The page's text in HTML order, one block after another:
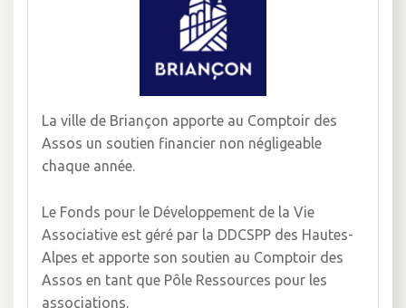
La ville de Briançon apporte au Comptoir des
Assos un soutien financier non négligeable
chaque année.
Le Fonds pour le Développement de la Vie
Associative est géré par la DDCSPP des Hautes-
Alpes et apporte son soutien au Comptoir des
Assos en tant que Pôle Ressources pour les
associations.